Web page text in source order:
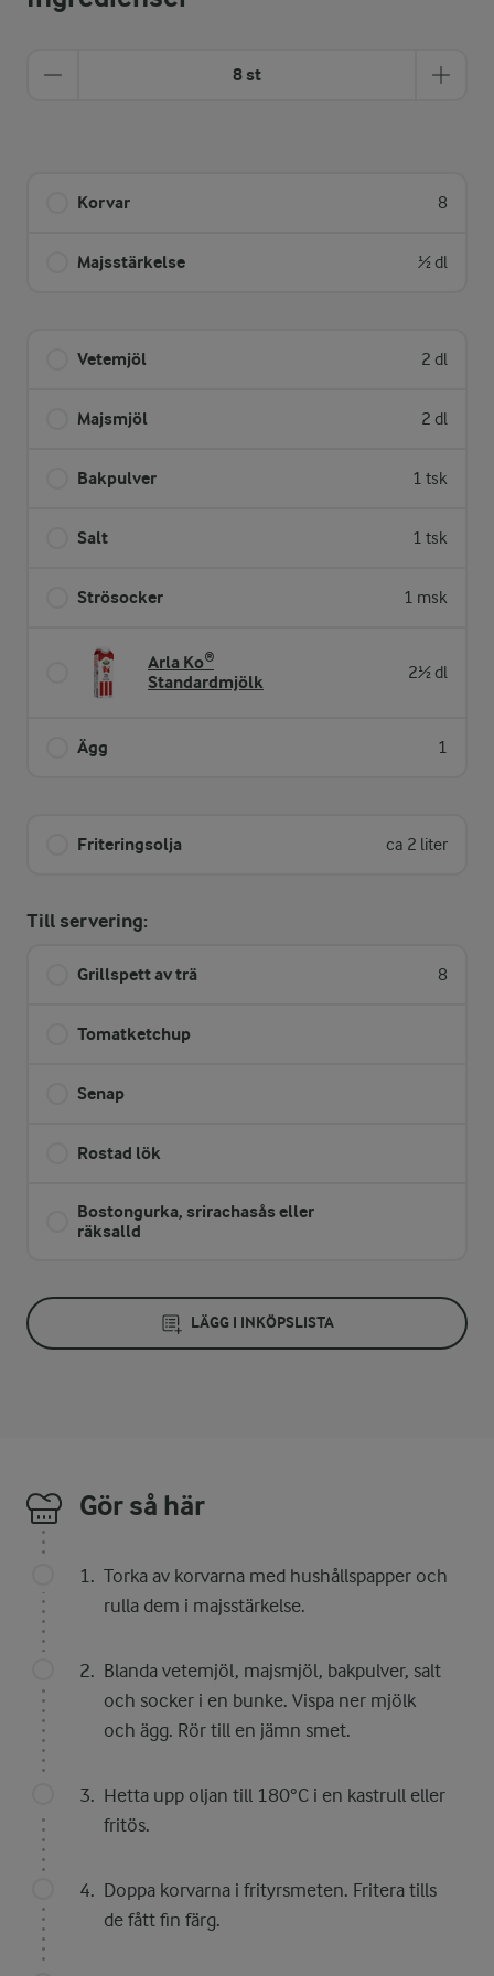
8 st
Korvar 8
Majsstärkelse ½ dl
Vetemjöl 2 dl
Majsmjöl 2 dl
Bakpulver 1 tsk
Salt 1 tsk
Strösocker 1 msk
Arla Ko®
Standardmjölk
2½ dl
Ägg 1
Friteringsolja ca 2 liter
Till servering:
Grillspett av trä 8
Tomatketchup
Senap
Rostad lök
Bostongurka, srirachasås eller
räksalld
LÄGG I INKÖPSLISTA
Gör så här
Torka av korvarna med hushållspapper och
rulla dem i majsstärkelse.
Blanda vetemjöl, majsmjöl, bakpulver, salt
och socker i en bunke. Vispa ner mjölk
och ägg. Rör till en jämn smet.
Hetta upp oljan till 180°C i en kastrull eller
fritös.
Doppa korvarna i frityrsmeten. Fritera tills
de fått fin färg.